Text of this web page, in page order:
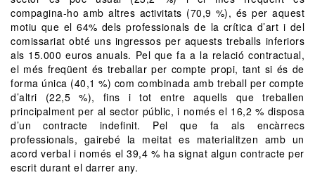
compagina-ho amb altres activitats (70,9 %), és per aquest
motiu que el 64% dels professionals de la crítica d’art i del
comissariat obté uns ingressos per aquests treballs inferiors
als 15.000 euros anuals. Pel que fa a la relació contractual,
el més freqüent és treballar per compte propi, tant si és de
forma única (40,1 %) com combinada amb treball per compte
d’altri (22,5 %), fins i tot entre aquells que treballen
principalment per al sector públic, i només el 16,2 % disposa
d’un contracte indefinit. Pel que fa als encàrrecs
professionals, gairebé la meitat es materialitzen amb un
acord verbal i només el 39,4 % ha signat algun contracte per
escrit durant el darrer any.